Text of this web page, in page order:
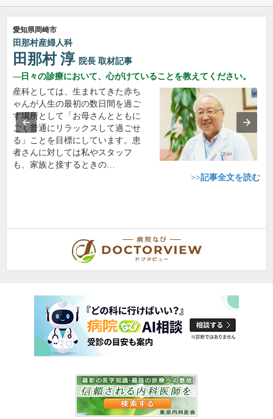
愛知県岡崎市
田那村産婦人科
田那村 淳 院長 取材記事
日々の診療において、心がけていることを教えてください。
産科としては、生まれてきた赤ち
ゃんが人生の最初の数日間を過ご
す場所として「お母さんとともに
ごく普通にリラックスして過ごせ
る」ことを目標にしています。患
者さんに対しては私やスタッフ
も、家族と接するときの…
>>記事全文を読む